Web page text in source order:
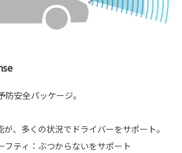
安全パッケージ。
が、多くの状況でドライバーをサポート。
ティ：ぶつからないをサポート